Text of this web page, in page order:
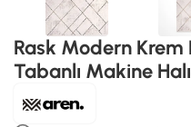
Rask Modern Krem
Tabanlı Makine